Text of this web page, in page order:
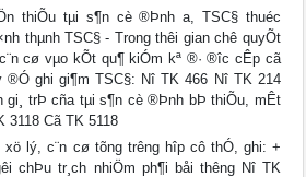
thiÕu tµi s¶n cè ®Þnh a, TSC§ thuéc
thµnh TSC§ - Trong thêi gian chê quyÕt
cø vµo kÕt qu¶ kiÓm kª ®· ®­îc cÊp cã
®Ó ghi gi¶m TSC§: Nî TK 466 Nî TK 214
gi¸ trÞ cña tµi s¶n cè ®Þnh bÞ thiÕu, mÊt
3118 Cã TK 5118
lý, c¨n cø tõng tr­êng hîp cô thÓ, ghi: +
chÞu tr¸ch nhiÖm ph¶i båi th­êng Nî TK